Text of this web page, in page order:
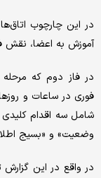
در این چارچوب
آموزش به اعضا، نقش
در فاز دوم که
فوری در ساعات و
شامل سه اقدام کلیدی
وضعیت» و «بسیج
در واقع در این